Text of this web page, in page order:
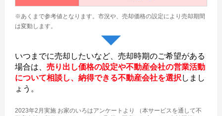
※あくまで参考値となります。 市況や、売却価格の設定により売却期間
は変動します。
いつまでに売却したいなど、売却時期のご希望がある
場合は、 売り出し価格の設定や不動産会社の営業活動
について相談し、納得できる不動産会社を選択 しまし
ょう。
2023年2月実施 お家のいろはアンケートより （本サービスを通して不